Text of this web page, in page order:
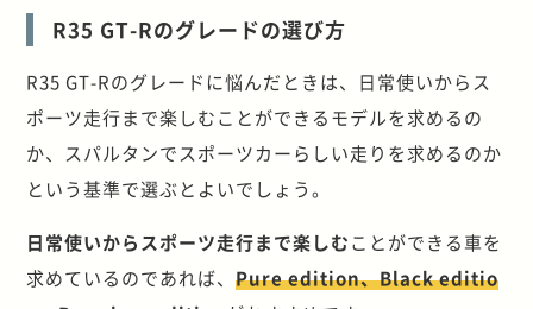
R35 GT-Rのグレードの選び方
R35 GT-Rのグレードに悩んだときは、日常使いからス
ポーツ走行まで楽しむことができるモデルを求めるの
か、スパルタンでスポーツカーらしい走りを求めるのか
という基準で選ぶとよいでしょう。
日常使いからスポーツ走行まで楽しむことができる車を
求めているのであれば、Pure edition、Black editio